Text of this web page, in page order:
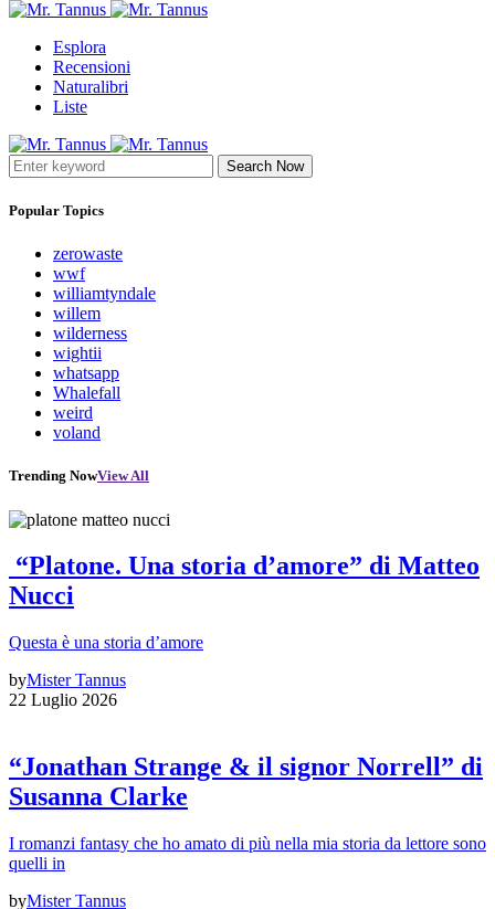
Esplora
Recensioni
Naturalibri
Liste
Search Now
Popular Topics
zerowaste
wwf
williamtyndale
willem
wilderness
wightii
whatsapp
Whalefall
weird
voland
Trending NowView All
“Platone. Una storia d’amore” di Matteo
Nucci
Questa è una storia d’amore
byMister Tannus
22 Luglio 2026
“Jonathan Strange & il signor Norrell” di
Susanna Clarke
I romanzi fantasy che ho amato di più nella mia storia da lettore sono
quelli in
byMister Tannus